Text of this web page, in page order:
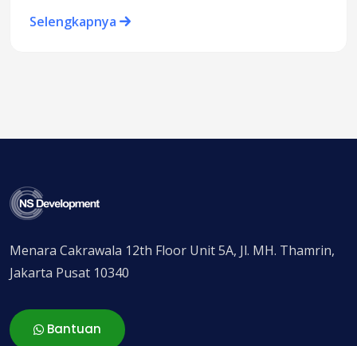
Selengkapnya
Menara Cakrawala 12th Floor Unit 5A, Jl. MH. Thamrin,
Jakarta Pusat 10340
Bantuan